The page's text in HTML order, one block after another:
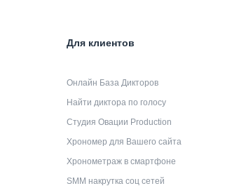
Для клиентов
Онлайн База Дикторов
Найти диктора по голосу
Студия Овации Production
Хрономер для Вашего сайта
Хронометраж в смартфоне
SMM накрутка соц сетей